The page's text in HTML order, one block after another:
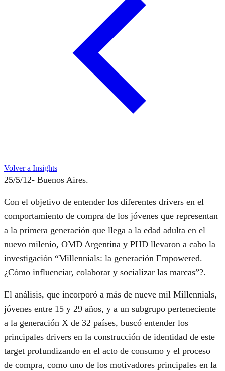
Volver a Insights
25/5/12- Buenos Aires.
Con el objetivo de entender los diferentes drivers en el
comportamiento de compra de los jóvenes que representan
a la primera generación que llega a la edad adulta en el
nuevo milenio, OMD Argentina y PHD llevaron a cabo la
investigación “Millennials: la generación Empowered.
¿Cómo influenciar, colaborar y socializar las marcas”?.
El análisis, que incorporó a más de nueve mil Millennials,
jóvenes entre 15 y 29 años, y a un subgrupo perteneciente
a la generación X de 32 países, buscó entender los
principales drivers en la construcción de identidad de este
target profundizando en el acto de consumo y el proceso
de compra, como uno de los motivadores principales en la